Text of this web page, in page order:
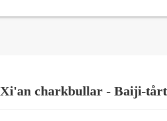
Loading...
Loading...
Xi'an charkbullar - Baiji-